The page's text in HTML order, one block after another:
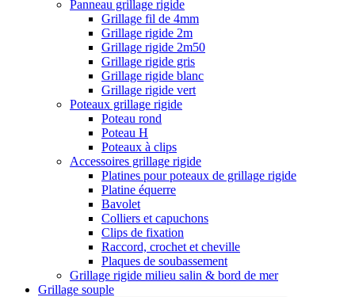
Panneau grillage rigide
Grillage fil de 4mm
Grillage rigide 2m
Grillage rigide 2m50
Grillage rigide gris
Grillage rigide blanc
Grillage rigide vert
Poteaux grillage rigide
Poteau rond
Poteau H
Poteaux à clips
Accessoires grillage rigide
Platines pour poteaux de grillage rigide
Platine équerre
Bavolet
Colliers et capuchons
Clips de fixation
Raccord, crochet et cheville
Plaques de soubassement
Grillage rigide milieu salin & bord de mer
Grillage souple